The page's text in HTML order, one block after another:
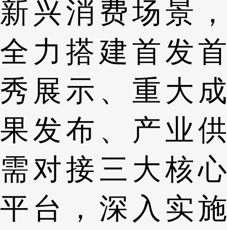
新兴消费场景，
全力搭建首发首
秀展示、重大成
果发布、产业供
需对接三大核心
平台，深入实施